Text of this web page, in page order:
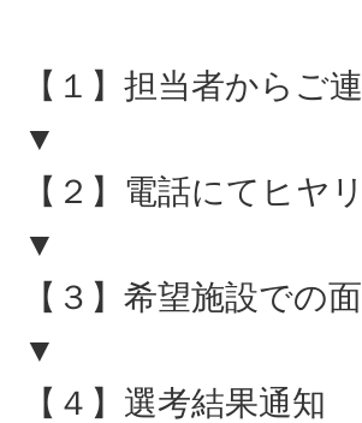
【１】担当者からご
▼
【２】電話にてヒヤ
▼
【３】希望施設での
▼
【４】選考結果通知